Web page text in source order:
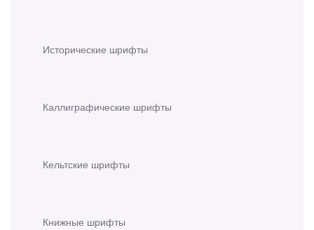
Исторические шрифты
Каллиграфические шрифты
Кельтские шрифты
Книжные шрифты